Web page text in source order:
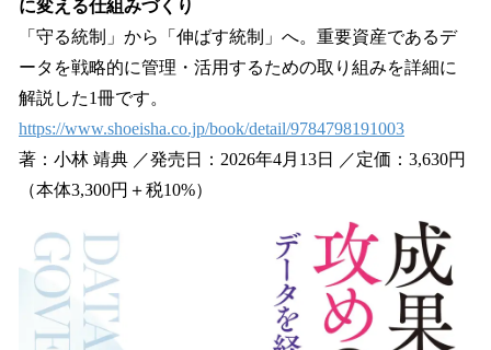
に変える仕組みづくり
「守る統制」から「伸ばす統制」へ。重要資産であるデ
ータを戦略的に管理・活用するための取り組みを詳細に
解説した1冊です。
https://www.shoeisha.co.jp/book/detail/9784798191003
著：小林 靖典 ／発売日：2026年4月13日 ／定価：3,630円
（本体3,300円＋税10%）